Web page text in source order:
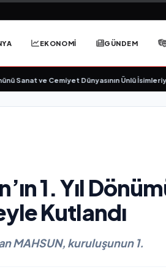
EKONOMİ GÜNDEM
Cemiyet Dünyasının Ünlü İsimleriyle Kutladı!
1. Yıl
Kutlandı
MAHSUN, kuruluşunun 1.